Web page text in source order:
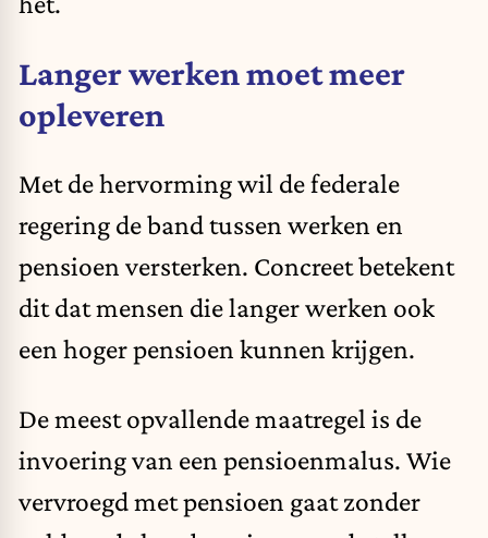
Langer werken moet meer
opleveren
Metde hervormingwil de federale
regering de band tussen werken en
pensioen versterken. Concreet betekent
dit dat mensen die langer werken ook
een hoger pensioen kunnen krijgen.
De meest opvallende maatregel is de
invoering van een pensioenmalus. Wie
vervroegd met pensioen gaat zonder